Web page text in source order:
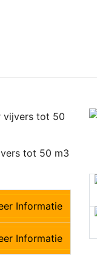
tot 50 m3
Informatie
Informatie